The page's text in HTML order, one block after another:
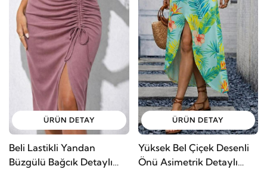
ÜRÜN DETAY
Beli Lastikli Yandan
Büzgülü Bağcık Detaylı
ÜRÜN DETAY
Yüksek Bel Çiçek Desenli
Önü Asimetrik Detaylı